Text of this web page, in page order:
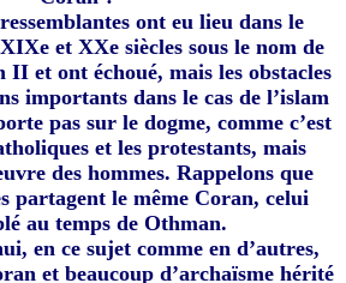
ont eu lieu dans le
et XXe siècles sous le nom de
et ont échoué, mais les obstacles
importants dans le cas de l’islam
pas sur le dogme, comme c’est
et les protestants, mais
des hommes. Rappelons que
partagent le même Coran, celui
au temps de Othman.
en ce sujet comme en d’autres,
et beaucoup d’archaïsme hérité